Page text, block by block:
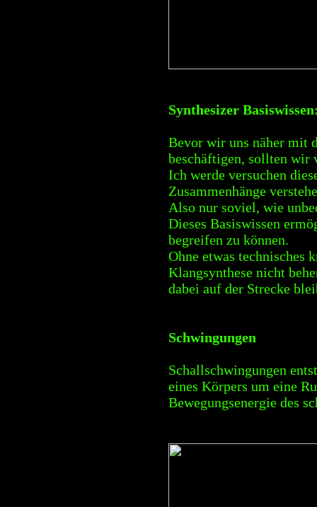
Synthesizer
Bevor wir uns näher mit
beschäftigen, sollten wir
Ich werde versuchen
Zusammenhänge
Also nur soviel, wie
Dieses Basiswissen
begreifen zu können.
Ohne etwas technisches
Klangsynthese nicht
dabei auf der Strecke
Schwingungen
Schallschwingungen
eines Körpers um eine
Bewegungsenergie des